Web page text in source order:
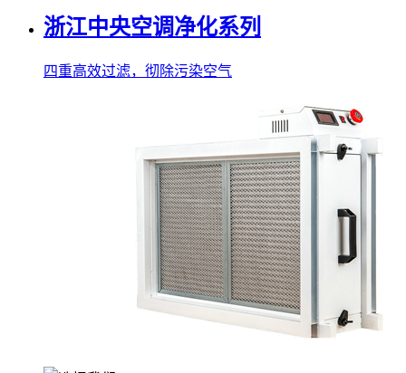
浙江中央空调净化系列
四重高效过滤，彻除污染空气